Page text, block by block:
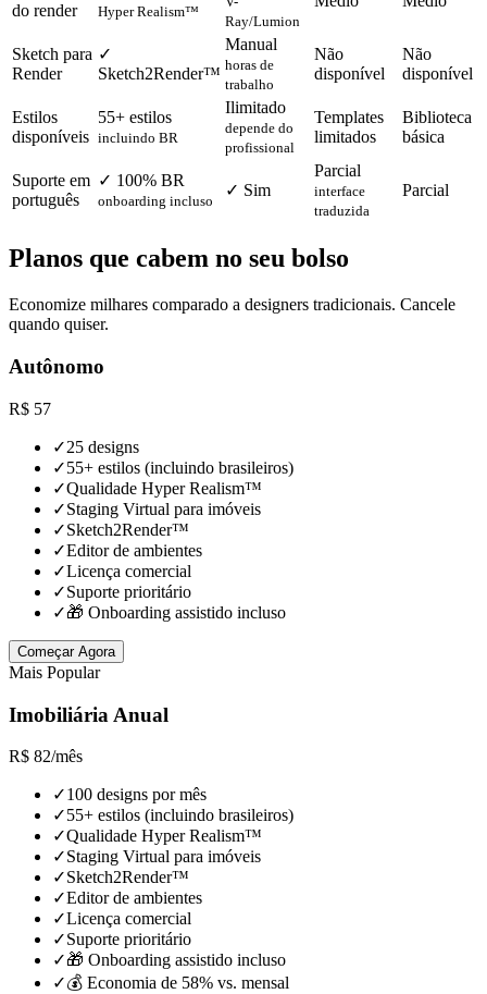
do render
Hyper Realism™
Ray/Lumion
Sketch para
Render
✓
Sketch2Render™
Manual
horas de
trabalho
Não
disponível
Não
disponível
Estilos
disponíveis
55+ estilos
incluindo BR
Ilimitado
depende do
profissional
Templates
limitados
Biblioteca
básica
Suporte em
português
✓ 100% BR
onboarding incluso
✓ Sim
Parcial
interface
traduzida
Parcial
Planos que cabem no seu bolso
Economize milhares comparado a designers tradicionais. Cancele
quando quiser.
Autônomo
R$ 57
✓25 designs
✓55+ estilos (incluindo brasileiros)
✓Qualidade Hyper Realism™
✓Staging Virtual para imóveis
✓Sketch2Render™
✓Editor de ambientes
✓Licença comercial
✓Suporte prioritário
✓🎁 Onboarding assistido incluso
Começar Agora
Mais Popular
Imobiliária Anual
R$ 82/mês
✓100 designs por mês
✓55+ estilos (incluindo brasileiros)
✓Qualidade Hyper Realism™
✓Staging Virtual para imóveis
✓Sketch2Render™
✓Editor de ambientes
✓Licença comercial
✓Suporte prioritário
✓🎁 Onboarding assistido incluso
✓💰 Economia de 58% vs. mensal